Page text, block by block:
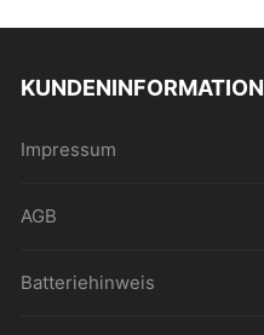
KUNDENINFORMATION
Impressum
AGB
Batteriehinweis